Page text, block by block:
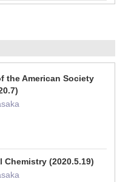
the American Society
(2020.5.19)